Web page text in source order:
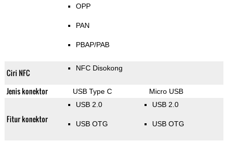
OPP
PAN
PBAP/PAB
Ciri NFC NFC Disokong
Jenis konektor USB Type C Micro USB
Fitur konektor
USB 2.0
USB OTG
USB 2.0
USB OTG